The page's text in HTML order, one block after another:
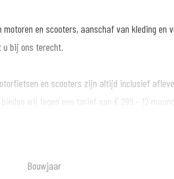
motoren en scooters, aanschaf van kleding en
u bij ons terecht.
en scooters zijn altijd inclusief
wij tegen een tarief van € 299,- 12
ons mogelijk, nieuw en gebruikt.
Bouwjaar